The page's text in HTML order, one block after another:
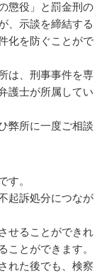
懲役」と罰金刑の
、示談を締結する
化を防ぐことがで
は、刑事事件を専
護士が所属してい
弊所に一度ご相談
す。
起訴処分につなが
せることができれ
ことができます。
れた後でも、検察